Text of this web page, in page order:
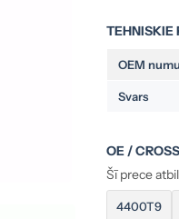
TEHNISKIE
OEM
Svars
OE /
Šī prece
4400T9